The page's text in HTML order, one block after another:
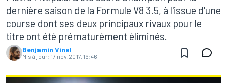
dernière saison de la Formule V8 3.5, à l'issue d'une
course dont ses deux principaux rivaux pour le
titre ont été prématurément éliminés.
Benjamin Vinel
Mis à jour: 17 nov. 2017, 16:46